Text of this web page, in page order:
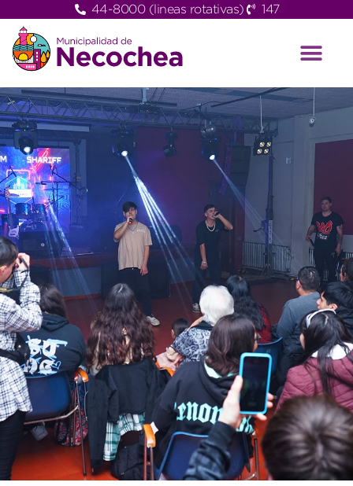
44-8000 (lineas rotativas) 147